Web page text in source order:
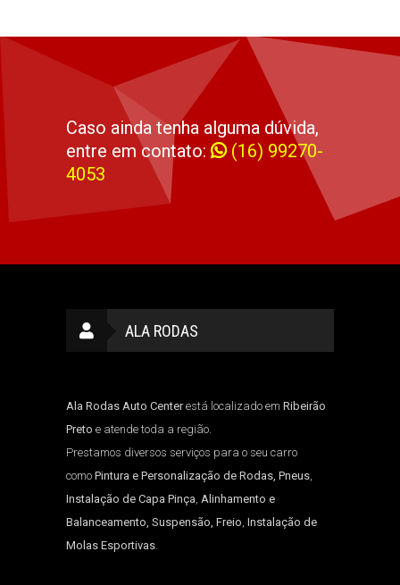
Caso ainda tenha alguma dúvida,
entre em contato:
(16) 99270-
4053
ALA RODAS
Ala Rodas Auto Centerestá localizado em Ribeirão
Preto e atende toda a região.
Prestamos diversos serviços para o seu carro
como Pintura e Personalização de Rodas, Pneus,
Instalação de Capa Pinça, Alinhamento e
Balanceamento, Suspensão, Freio, Instalação de
Molas Esportivas.